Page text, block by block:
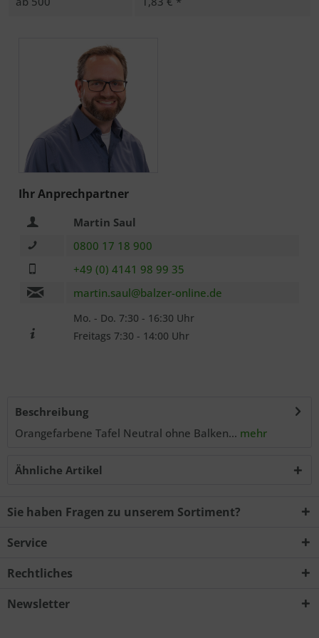
Ich habe dieDatenschutzerklärung
genommen.. *
Mit * gekennzeichnete Felder sind Pflichtfelder.
Senden
Ihr Anprechpartner
Martin Saul
0800 17 18 900
+49 (0) 4141 98 99 35
martin.saul@balzer-online.de
Mo. - Do. 7:30 - 16:30 Uhr
Freitags 7:30 - 14:00 Uhr
Beschreibung
Orangefarbene Tafel Neutral ohne Balken... mehr
Ähnliche Artikel
Sie haben Fragen zu unserem Sortiment?
Service
Rechtliches
Newsletter